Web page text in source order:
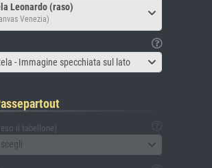
Leonardo (raso)
Venezia)
- Immagine specchiata sul lato
il tabellone)